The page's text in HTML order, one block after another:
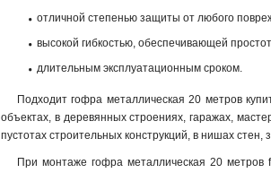
отличной степенью защиты от любого
высокой гибкостью, обеспечивающей
длительным эксплуатационным сроком.
Подходит гофра металлическая 20 метров
объектах, в деревянных строениях, гаражах,
пустотах строительных конструкций, в нишах
При монтаже гофра металлическая 20 метров